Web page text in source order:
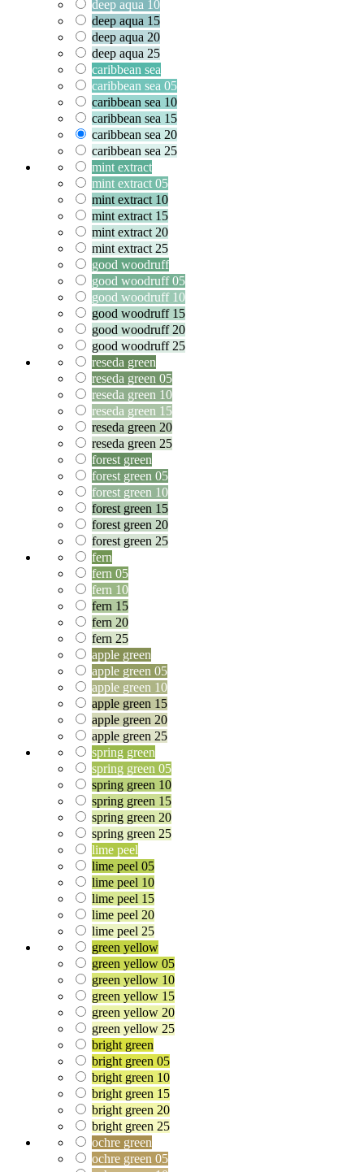
deep aqua 10
deep aqua 15
deep aqua 20
deep aqua 25
caribbean sea
caribbean sea 05
caribbean sea 10
caribbean sea 15
caribbean sea 20
caribbean sea 25
mint extract
mint extract 05
mint extract 10
mint extract 15
mint extract 20
mint extract 25
good woodruff
good woodruff 05
good woodruff 10
good woodruff 15
good woodruff 20
good woodruff 25
reseda green
reseda green 05
reseda green 10
reseda green 15
reseda green 20
reseda green 25
forest green
forest green 05
forest green 10
forest green 15
forest green 20
forest green 25
fern
fern 05
fern 10
fern 15
fern 20
fern 25
apple green
apple green 05
apple green 10
apple green 15
apple green 20
apple green 25
spring green
spring green 05
spring green 10
spring green 15
spring green 20
spring green 25
lime peel
lime peel 05
lime peel 10
lime peel 15
lime peel 20
lime peel 25
green yellow
green yellow 05
green yellow 10
green yellow 15
green yellow 20
green yellow 25
bright green
bright green 05
bright green 10
bright green 15
bright green 20
bright green 25
ochre green
ochre green 05